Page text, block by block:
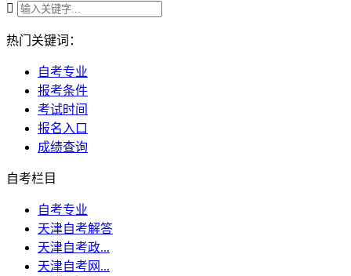

热门关键词：
自考专业
报考条件
考试时间
报名入口
成绩查询
自考栏目
自考专业
天津自考解答
天津自考政...
天津自考网...